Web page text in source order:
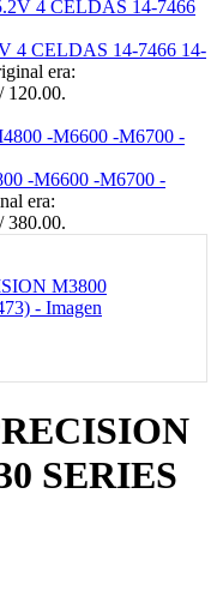
4 CELDAS 14-7466 14-
era:
120.00.
-M6600 -M6700 -
era:
380.00.
SERIES